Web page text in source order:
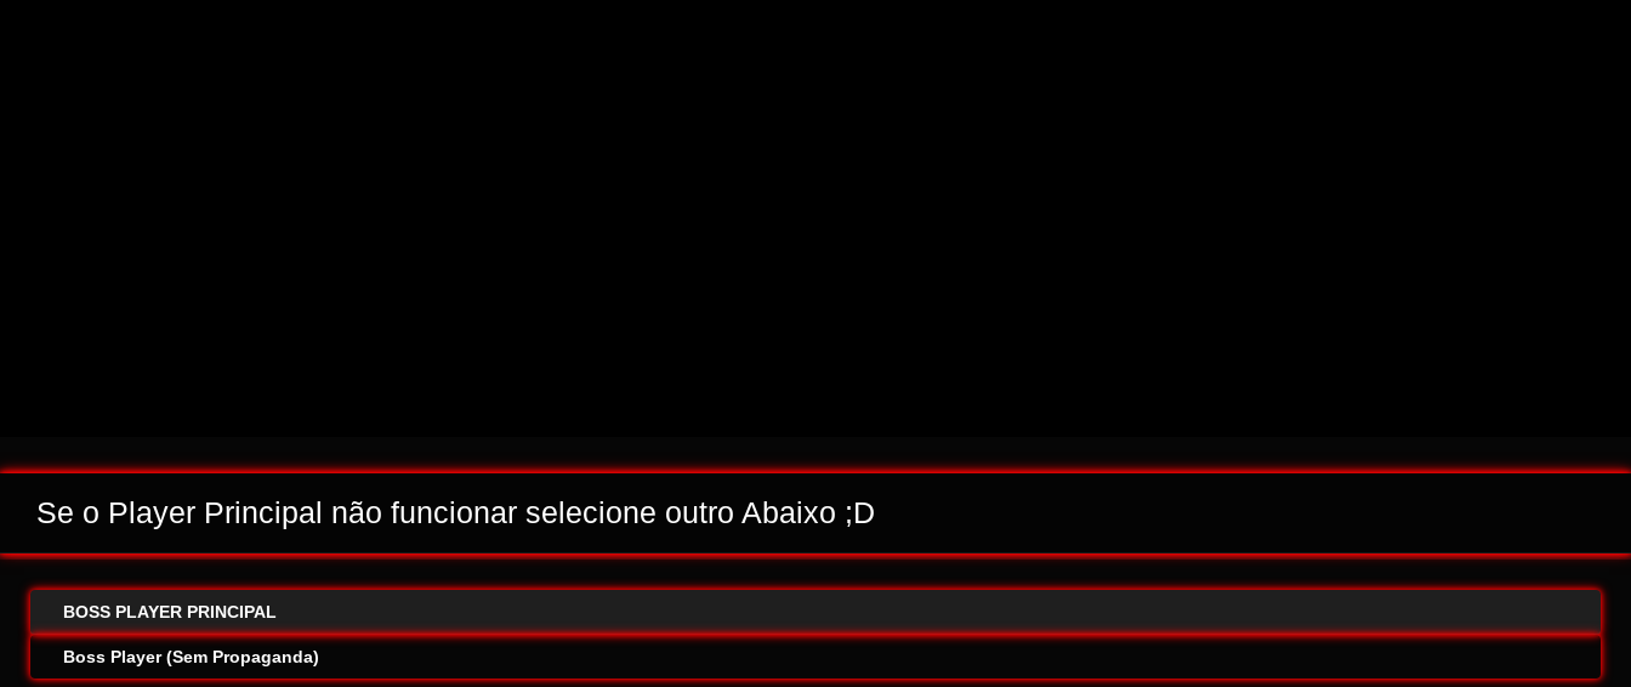
Se o Player Principal não funcionar selecione outro Abaixo ;D
BOSS PLAYER PRINCIPAL
Boss Player (Sem Propaganda)